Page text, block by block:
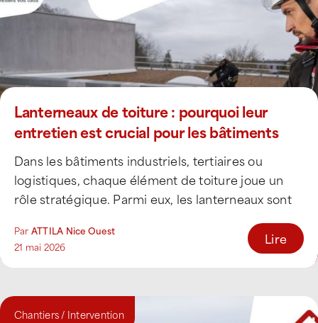
Lanterneaux de toiture : pourquoi leur
entretien est crucial pour les bâtiments
professionnels
Dans les bâtiments industriels, tertiaires ou
logistiques, chaque élément de toiture joue un
rôle stratégique. Parmi eux, les lanterneaux sont
Par ATTILA Nice Ouest
21 mai 2026
Lire
Chantiers / Intervention